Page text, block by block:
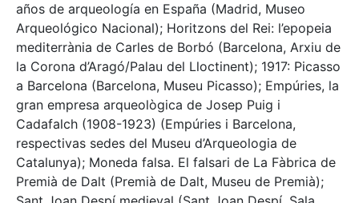
años de arqueología en España (Madrid, Museo
Arqueológico Nacional); Horitzons del Rei: l’epopeia
mediterrània de Carles de Borbó (Barcelona, Arxiu de
la Corona d’Aragó/Palau del Lloctinent); 1917: Picasso
a Barcelona (Barcelona, Museu Picasso); Empúries, la
gran empresa arqueològica de Josep Puig i
Cadafalch (1908-1923) (Empúries i Barcelona,
respectivas sedes del Museu d’Arqueologia de
Catalunya); Moneda falsa. El falsari de La Fàbrica de
Premià de Dalt (Premià de Dalt, Museu de Premià);